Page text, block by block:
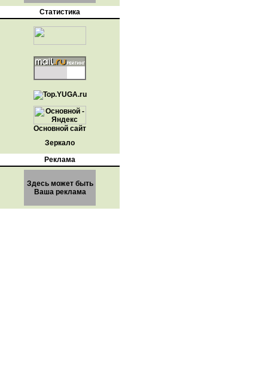
Статистика
Основной сайт
Зеркало
Реклама
Здесь может быть
Ваша реклама